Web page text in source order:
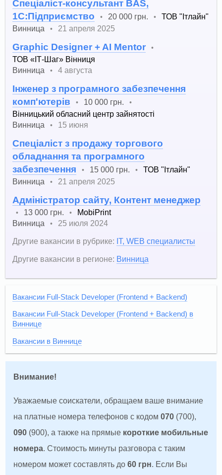
Спеціаліст-консультант BAS,
1С:Підприємство
• 20 000 грн. •
ТОВ "Ітлайн"
Винница
• 21 апреля 2025
Graphic Designer + AI Mentor •
ТОВ «ІТ-Шаг» Вінниця
Винница
• 4 августа
Інженер з програмного забезпечення
комп'ютерів
• 10 000 грн. •
Вінницький обласний центр зайнятості
Винница
• 15 июня
Спеціаліст з продажу торгового
обладнання та програмного
забезпечення
• 15 000 грн. •
ТОВ "Ітлайн"
Винница
• 21 апреля 2025
Адміністратор сайту, Контент менеджер
• 13 000 грн. •
MobiPrint
Винница
•
25 июля 2024
Другие вакансии в рубрике: IT, WEB специалисты
Другие вакансии в регионе: Винница
Вакансии Full-Stack Developer (Frontend + Backend)
Вакансии Full-Stack Developer (Frontend + Backend) в
Виннице
Вакансии в Виннице
Внимание!
Уважаемые соискатели, обращаем ваше внимание
на платные номера телефонов с кодом070 (700),
090 (900), а также на прямые короткие мобильные
номера. Стоимость минуты разговора с таким
номером может составлять до60 грн. Если Вы